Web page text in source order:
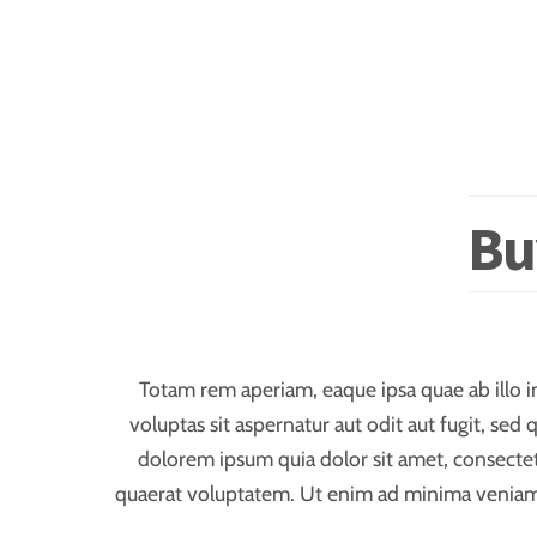
Totam rem aperiam, eaque ipsa quae ab
voluptas sit aspernatur aut odit aut fugit, sed
dolorem ipsum quia dolor sit amet,
quaerat voluptatem. Ut enim ad minima